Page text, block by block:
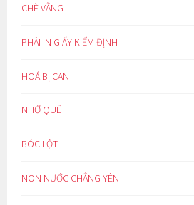
CHÈ VẰNG
PHẢI IN GIẤY KIỂM ĐỊNH
HOÁ BỊ CAN
NHỚ QUÊ
BÓC LỘT
NON NƯỚC CHẲNG YÊN